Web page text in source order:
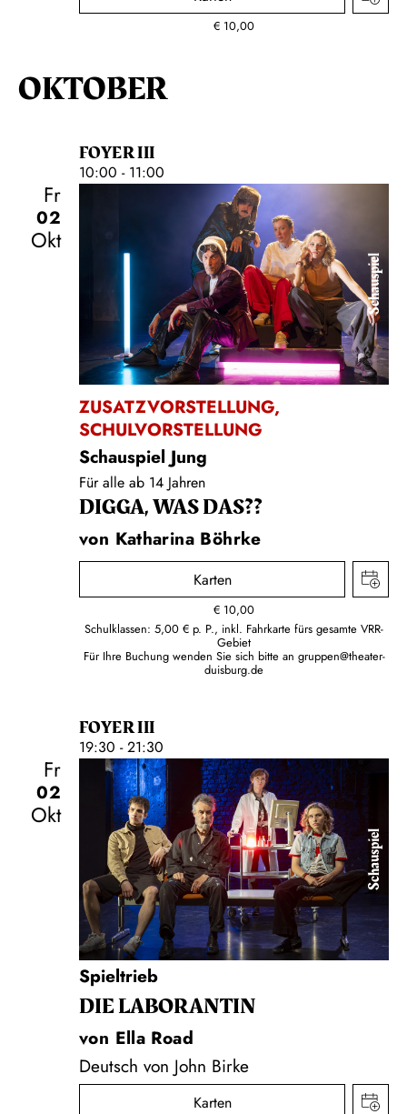
€ 10,00
OKTOBER
FOYER III
10:00 - 11:00
Fr
02
Okt
Schauspiel
ZUSATZVORSTELLUNG,
SCHULVORSTELLUNG
Schauspiel Jung
Für alle ab 14 Jahren
DIGGA, WAS DAS??
von Katharina Böhrke
Karten
€ 10,00
Schulklassen: 5,00 € p. P., inkl. Fahrkarte fürs gesamte VRR-
Gebiet
Für Ihre Buchung wenden Sie sich bitte an gruppen@theater-
duisburg.de
FOYER III
19:30 - 21:30
Fr
02
Okt
Schauspiel
Spieltrieb
DIE LA­BO­RAN­TIN
von Ella Road
Deutsch von John Birke
Karten